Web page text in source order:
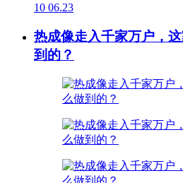
10 06.23
热成像走入千家万户，
到的？